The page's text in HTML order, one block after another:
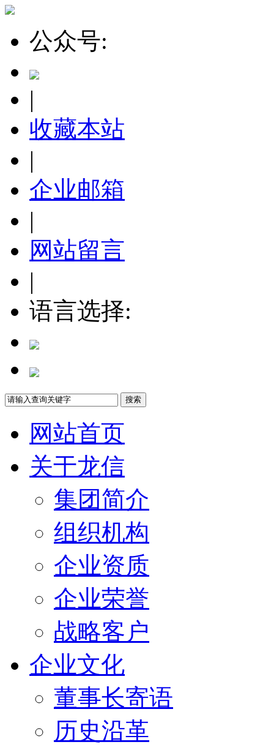
公众号:
|
收藏本站
|
企业邮箱
|
网站留言
|
语言选择:
网站首页
关于龙信
集团简介
组织机构
企业资质
企业荣誉
战略客户
企业文化
董事长寄语
历史沿革